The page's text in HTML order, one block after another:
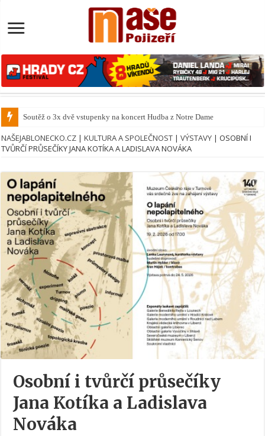
Soutěž o 3x dvě vstupenky na koncert Hudba z Notre Dame
NAŠEJABLONECKO.CZ | KULTURA A SPOLEČNOST | VÝSTAVY | OSOBNÍ I
TVŮRČÍ PRŮSEČÍKY JANA KOTÍKA A LADISLAVA NOVÁKA
Osobní i tvůrčí průsečíky
Jana Kotíka a Ladislava
Nováka